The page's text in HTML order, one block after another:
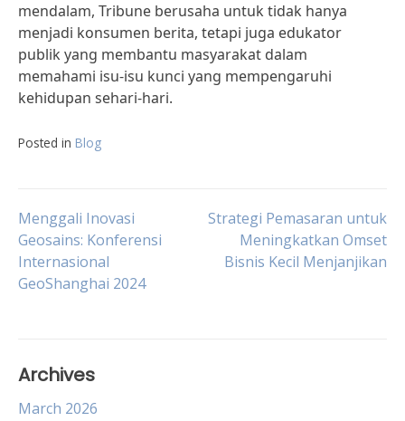
mendalam, Tribune berusaha untuk tidak hanya
menjadi konsumen berita, tetapi juga edukator
publik yang membantu masyarakat dalam
memahami isu-isu kunci yang mempengaruhi
kehidupan sehari-hari.
Posted in Blog
Post
navigation
Menggali Inovasi
Geosains: Konferensi
Internasional
GeoShanghai 2024
Strategi Pemasaran untuk
Meningkatkan Omset
Bisnis Kecil Menjanjikan
Archives
March 2026